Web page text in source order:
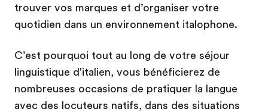
trouver vos marques et d’organiser votre
quotidien dans un environnement italophone.
C’est pourquoi tout au long de votre séjour
linguistique d'italien, vous bénéficierez de
nombreuses occasions de pratiquer la langue
avec des locuteurs natifs, dans des situations